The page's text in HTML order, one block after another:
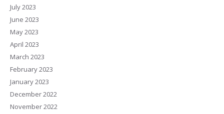
July 2023
June 2023
May 2023
April 2023
March 2023
February 2023
January 2023
December 2022
November 2022